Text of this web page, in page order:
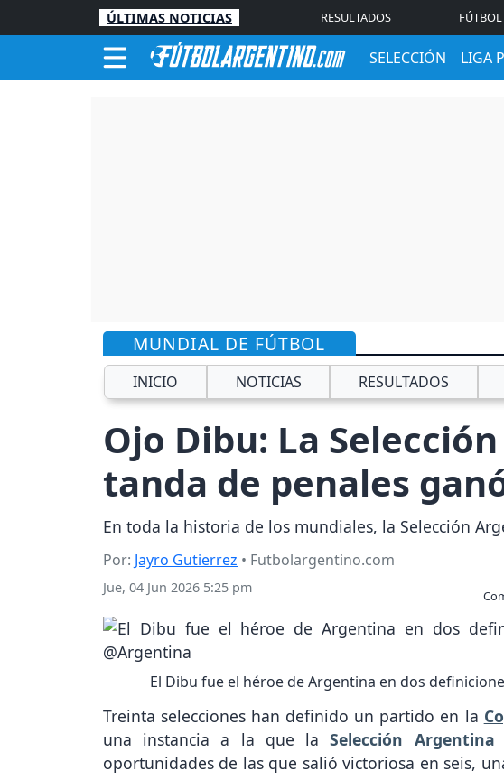
ÚLTIMAS NOTICIAS RESULTADOS
SELECCIÓN LIGA
MUNDIAL DE FÚTBOL
INICIO NOTICIAS RESULTADOS
Ojo Dibu: La
tanda de penales
En toda la historia de los mundiales, la Selección
Por: Jayro Gutierrez • Futbolargentino.com
Jue, 04 Jun 2026 5:25 pm
El Dibu fue el héroe de Argentina en dos
Treinta selecciones han definido un partido en la
una instancia a la que laSelección Argentina
oportunidades de las que salió victoriosa en seis,